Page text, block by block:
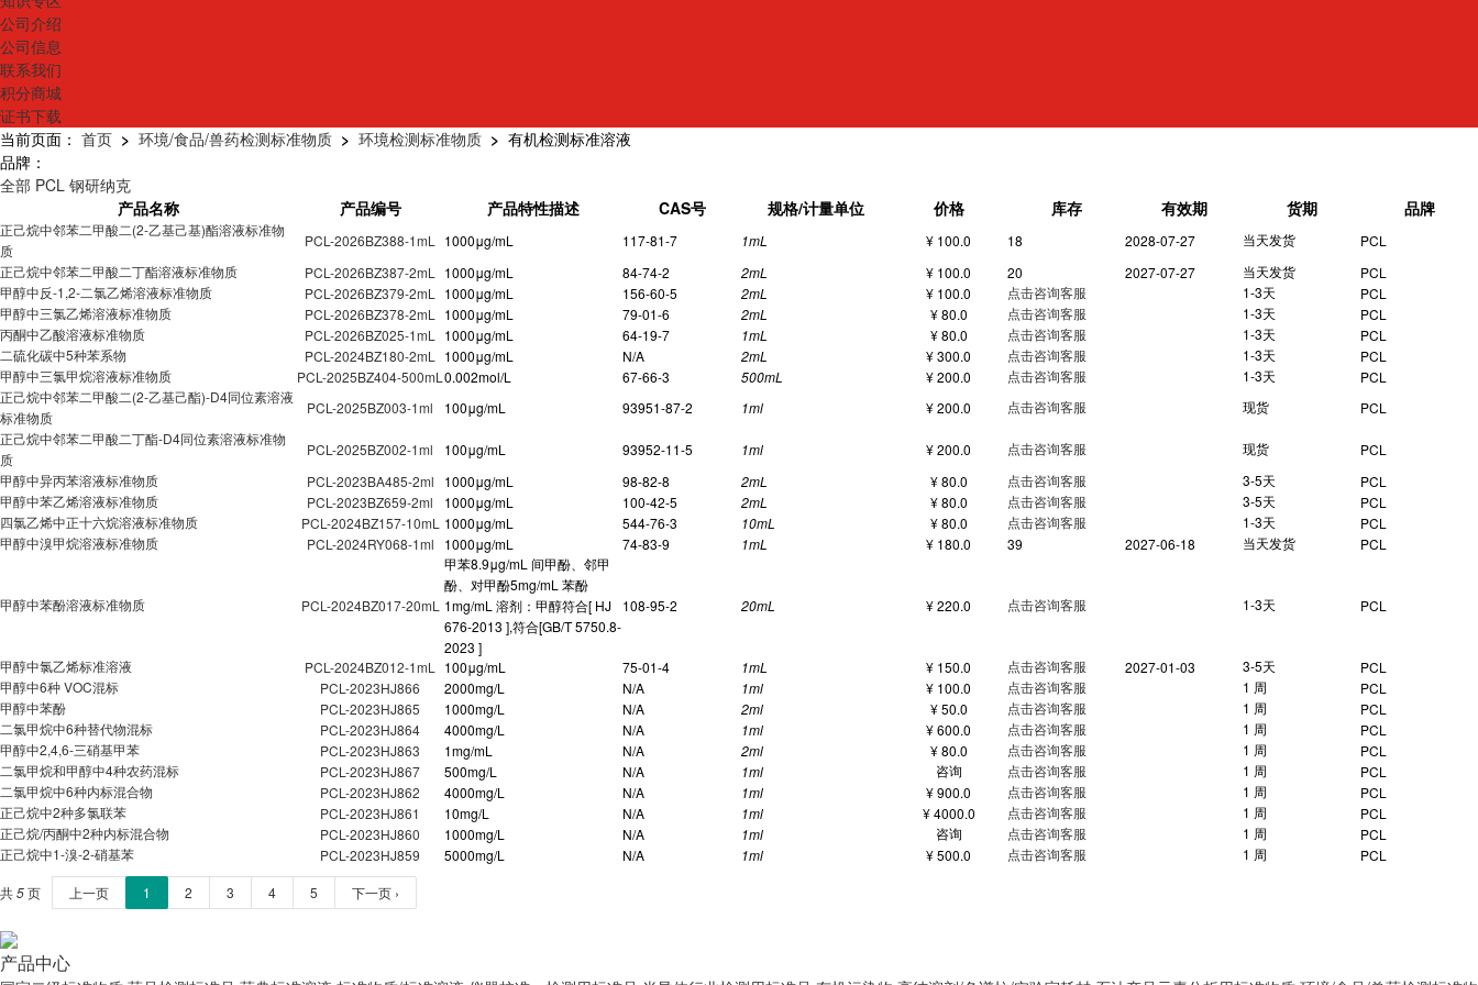
公司介绍
公司信息
联系我们
积分商城
证书下载
当前页面： 首页 > 环境/食品/兽药检测标准物质 > 环境检测标准物质 > 有机检测标准溶液
品牌：
全部 PCL 钢研纳克
产品名称
产品编号 产品特性描述 CAS号 规格/计量单位 价格 库存 有效期 货期 品牌
正己烷中邻苯二甲酸二(2-乙基己基)酯溶液标准物
质
PCL-2026BZ388-1mL 1000μg/mL 117-81-7 1mL ¥ 100.0 18 2028-07-27 当天发货
PCL
正己烷中邻苯二甲酸二丁酯溶液标准物质
PCL-2026BZ387-2mL 1000μg/mL 84-74-2 2mL ¥ 100.0 20 2027-07-27 当天发货
PCL
甲醇中反-1,2-二氯乙烯溶液标准物质
PCL-2026BZ379-2mL 1000μg/mL 156-60-5 2mL ¥ 100.0 点击咨询客服 1-3天
PCL
甲醇中三氯乙烯溶液标准物质
PCL-2026BZ378-2mL 1000μg/mL 79-01-6 2mL ¥ 80.0 点击咨询客服 1-3天
PCL
丙酮中乙酸溶液标准物质
PCL-2026BZ025-1mL 1000μg/mL 64-19-7 1mL ¥ 80.0 点击咨询客服 1-3天
PCL
二硫化碳中5种苯系物
PCL-2024BZ180-2mL 1000μg/mL N/A 2mL ¥ 300.0 点击咨询客服 1-3天
PCL
甲醇中三氯甲烷溶液标准物质
PCL-2025BZ404-500mL 0.002mol/L 67-66-3 500mL ¥ 200.0 点击咨询客服 1-3天
PCL
正己烷中邻苯二甲酸二(2-乙基己酯)-D4同位素溶液
标准物质
PCL-2025BZ003-1ml 100μg/mL 93951-87-2 1ml ¥ 200.0 点击咨询客服 现货
PCL
正己烷中邻苯二甲酸二丁酯-D4同位素溶液标准物
质
PCL-2025BZ002-1ml 100μg/mL 93952-11-5 1ml ¥ 200.0 点击咨询客服 现货
PCL
甲醇中异丙苯溶液标准物质
PCL-2023BA485-2ml 1000μg/mL 98-82-8 2mL ¥ 80.0 点击咨询客服 3-5天
PCL
甲醇中苯乙烯溶液标准物质
PCL-2023BZ659-2ml 1000μg/mL 100-42-5 2mL ¥ 80.0 点击咨询客服 3-5天
PCL
四氯乙烯中正十六烷溶液标准物质
PCL-2024BZ157-10mL 1000μg/mL 544-76-3 10mL ¥ 80.0 点击咨询客服 1-3天
PCL
甲醇中溴甲烷溶液标准物质
PCL-2024RY068-1ml 1000μg/mL 74-83-9 1mL ¥ 180.0 39 2027-06-18 当天发货 PCL
甲醇中苯酚溶液标准物质 PCL-2024BZ017-20mL
甲苯8.9μg/mL 间甲酚、邻甲
酚、对甲酚5mg/mL 苯酚
1mg/mL 溶剂：甲醇符合[ HJ
676-2013 ],符合[GB/T 5750.8-
2023 ]
108-95-2 20mL ¥ 220.0 点击咨询客服 1-3天 PCL
甲醇中氯乙烯标准溶液 PCL-2024BZ012-1mL 100μg/mL 75-01-4 1mL ¥ 150.0 点击咨询客服 2027-01-03 3-5天
PCL
甲醇中6种 VOC混标
PCL-2023HJ866 2000mg/L N/A 1ml ¥ 100.0 点击咨询客服 1 周
PCL
甲醇中苯酚
PCL-2023HJ865 1000mg/L N/A 2ml ¥ 50.0 点击咨询客服 1 周
PCL
二氯甲烷中6种替代物混标
PCL-2023HJ864 4000mg/L N/A 1ml ¥ 600.0 点击咨询客服 1 周
PCL
甲醇中2,4,6-三硝基甲苯
PCL-2023HJ863 1mg/mL N/A 2ml ¥ 80.0 点击咨询客服 1 周
PCL
二氯甲烷和甲醇中4种农药混标
PCL-2023HJ867 500mg/L N/A 1ml 咨询 点击咨询客服 1 周
PCL
二氯甲烷中6种内标混合物
PCL-2023HJ862 4000mg/L N/A 1ml ¥ 900.0 点击咨询客服 1 周
PCL
正己烷中2种多氯联苯
PCL-2023HJ861 10mg/L N/A 1ml ¥ 4000.0 点击咨询客服 1 周
PCL
正己烷/丙酮中2种内标混合物
PCL-2023HJ860 1000mg/L N/A 1ml 咨询 点击咨询客服 1 周
PCL
正己烷中1-溴-2-硝基苯
PCL-2023HJ859 5000mg/L N/A 1ml ¥ 500.0 点击咨询客服 1 周
PCL
共5页 上一页 1 2 3 4 5 下一页 ›
产品中心